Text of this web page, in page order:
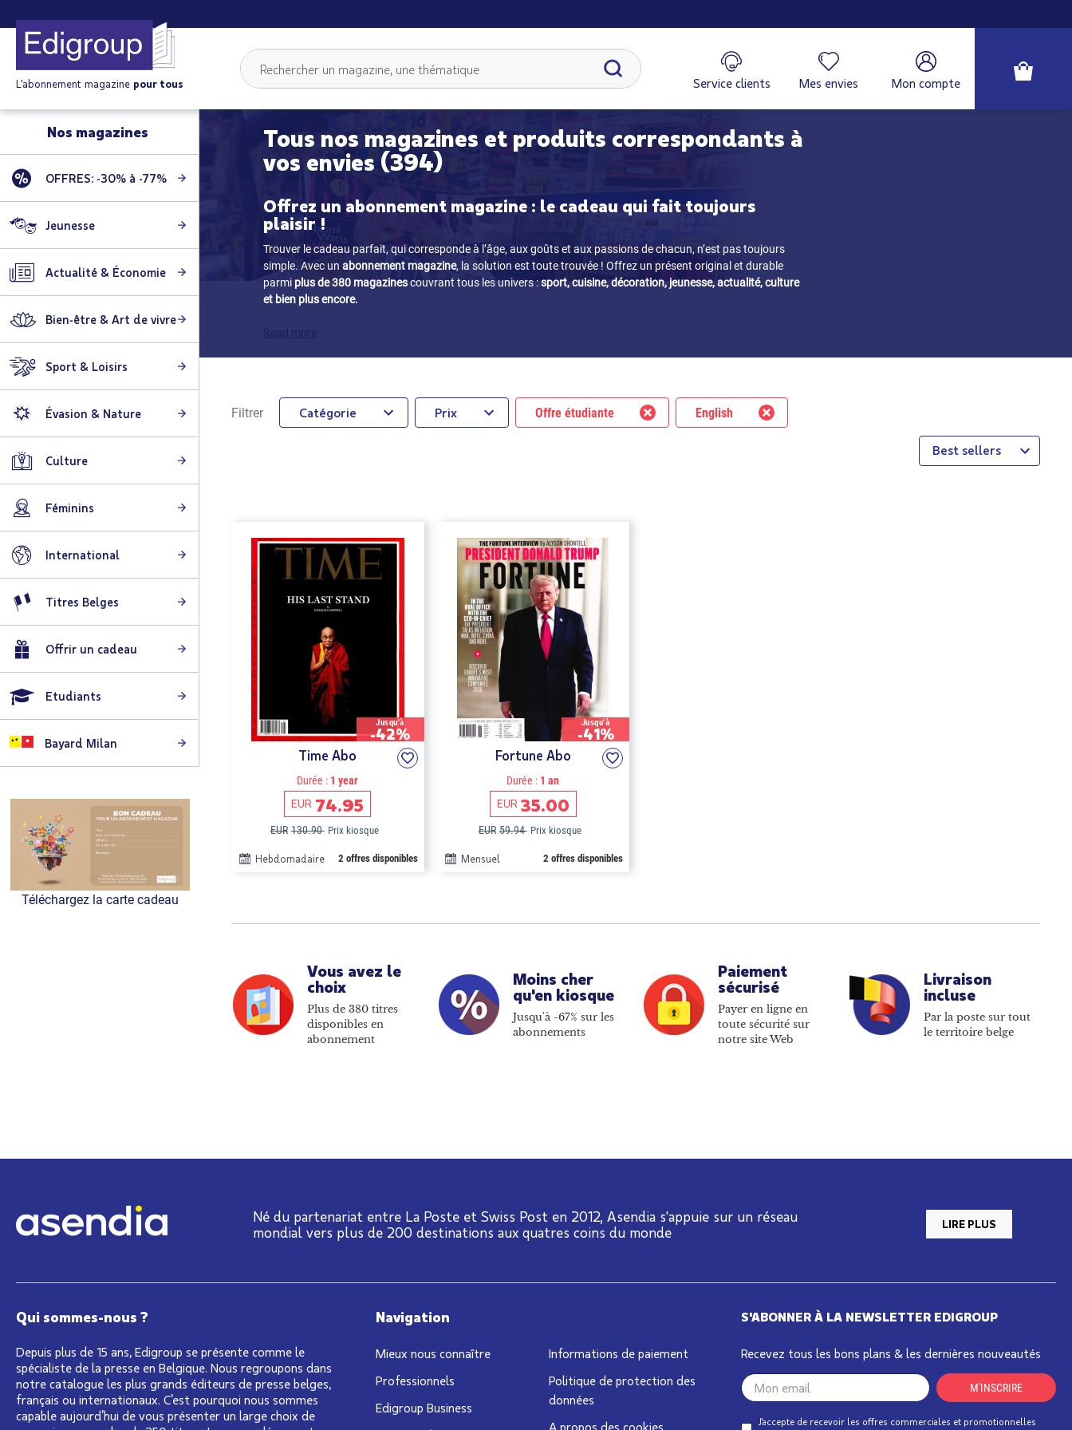
Service clients Mes envies Mon compte
L'abonnement magazine pour tous
Tous nos magazines et produits correspondants à
vos envies (394)
Offrez un abonnement magazine : le cadeau qui fait toujours
plaisir !
Trouver le cadeau parfait, qui corresponde à l’âge, aux goûts et aux passions de chacun, n’est pas toujours
simple. Avec un abonnement magazine, la solution est toute trouvée ! Offrez un présent original et durable
parmi plus de 380 magazinescouvrant tous les univers :sport, cuisine, décoration, jeunesse, actualité, culture
et bien plus encore.
Filtrer Catégorie Prix Offre étudiante English
Best sellers
Jusqu'à
-42%
Time Abo
Durée : 1 year
EUR 74.95
EUR 130.90 Prix kiosque
Hebdomadaire 2 offres disponibles
Jusqu'à
-41%
Fortune Abo
Durée : 1 an
EUR 35.00
EUR 59.94 Prix kiosque
Mensuel 2 offres disponibles
Vous avez le
choix
Plus de 380 titres
disponibles en
abonnement
Moins cher
qu'en kiosque
Jusqu'à -67% sur les
abonnements
Paiement
sécurisé
Payer en ligne en
toute sécurité sur
notre site Web
Livraison
incluse
Par la poste sur tout
le territoire belge
Nos magazines
OFFRES: -30% à -77%
Jeunesse
Actualité & Économie
Bien-être & Art de vivre
Sport & Loisirs
Évasion & Nature
Culture
Féminins
International
Titres Belges
Offrir un cadeau
Etudiants
Bayard Milan
Téléchargez la carte cadeau
Né du partenariat entre La Poste et Swiss Post en 2012, Asendia s'appuie sur un réseau
mondial vers plus de 200 destinations aux quatres coins du monde
LIRE PLUS
Qui sommes-nous ?
Depuis plus de 15 ans, Edigroup se présente comme le
spécialiste de la presse en Belgique. Nous regroupons dans
notre catalogue les plus grands éditeurs de presse belges,
français ou internationaux. C’est pourquoi nous sommes
capable aujourd’hui de vous présenter un large choix de
S'ABONNER À LA NEWSLETTER EDIGROUP
Recevez tous les bons plans & les dernières nouveautés
Your
email
M'INSCRIRE
J'accepte de recevoir les offres commerciales et promotionnelles
Navigation
Mieux nous connaître
Professionnels
Edigroup Business
Informations de paiement
Politique de protection des
données
A propos des cookies